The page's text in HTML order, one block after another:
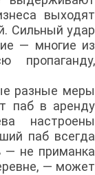
выходят
Сильный удар
— многие из
пропаганду,
разные меры
паб в аренду
настроены
паб всегда
— не приманка
— может